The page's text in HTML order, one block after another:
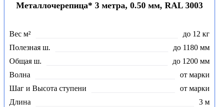
Металлочерепица* 3 метра, 0.50 мм, RAL 3003
Вес м²
до 12 кг
Полезная ш.
до 1180 мм
Общая ш.
до 1200 мм
Волна
от марки
Шаг и Высота ступени
от марки
Длина
3 м